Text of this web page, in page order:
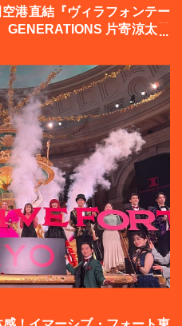
港直結『ヴィラフォンテー
片寄涼太登